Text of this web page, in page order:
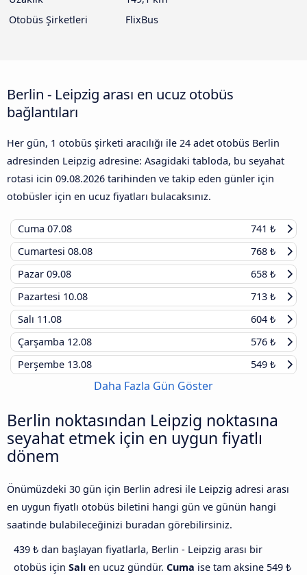
Otobüs Şirketleri
FlixBus
Berlin - Leipzig arası en ucuz otobüs
bağlantıları
Her gün, 1 otobüs şirketi aracılığı ile 24 adet otobüs Berlin
adresinden Leipzig adresine: Asagidaki tabloda, bu seyahat
rotasi icin 09.08.2026 tarihinden ve takip eden günler için
otobüsler için en ucuz fiyatları bulacaksınız.
Cuma 07.08
741 ₺
Cumartesi 08.08
768 ₺
Pazar 09.08
658 ₺
Pazartesi 10.08
713 ₺
Salı 11.08
604 ₺
Çarşamba 12.08
576 ₺
Perşembe 13.08 549 ₺
Daha Fazla Gün Göster
Berlin noktasından Leipzig noktasına
seyahat etmek için en uygun fiyatlı
dönem
Önümüzdeki 30 gün için Berlin adresi ile Leipzig adresi arası
en uygun fiyatlı otobüs biletini hangi gün ve günün hangi
saatinde bulabileceğinizi buradan görebilirsiniz.
439 ₺ dan başlayan fiyatlarla, Berlin - Leipzig arası bir
otobüs için Salı en ucuz gündür. Cuma ise tam aksine 549 ₺